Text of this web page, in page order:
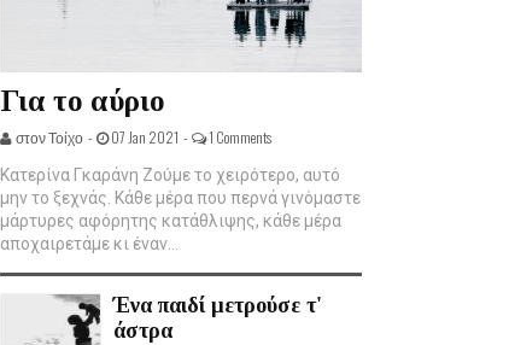
Για το αύριο
στον Τοίχο - 07 Jan 2021 - 1 Comments
Κατερίνα Γκαράνη Ζούμε το χειρότερο, αυτό
μην το ξεχνάς. Κάθε μέρα που περνά γινόμαστε
μάρτυρες αφόρητης κατάθλιψης, κάθε μέρα
αποχαιρετάμε κι έναν...
Ένα παιδί μετρούσε τ'
άστρα